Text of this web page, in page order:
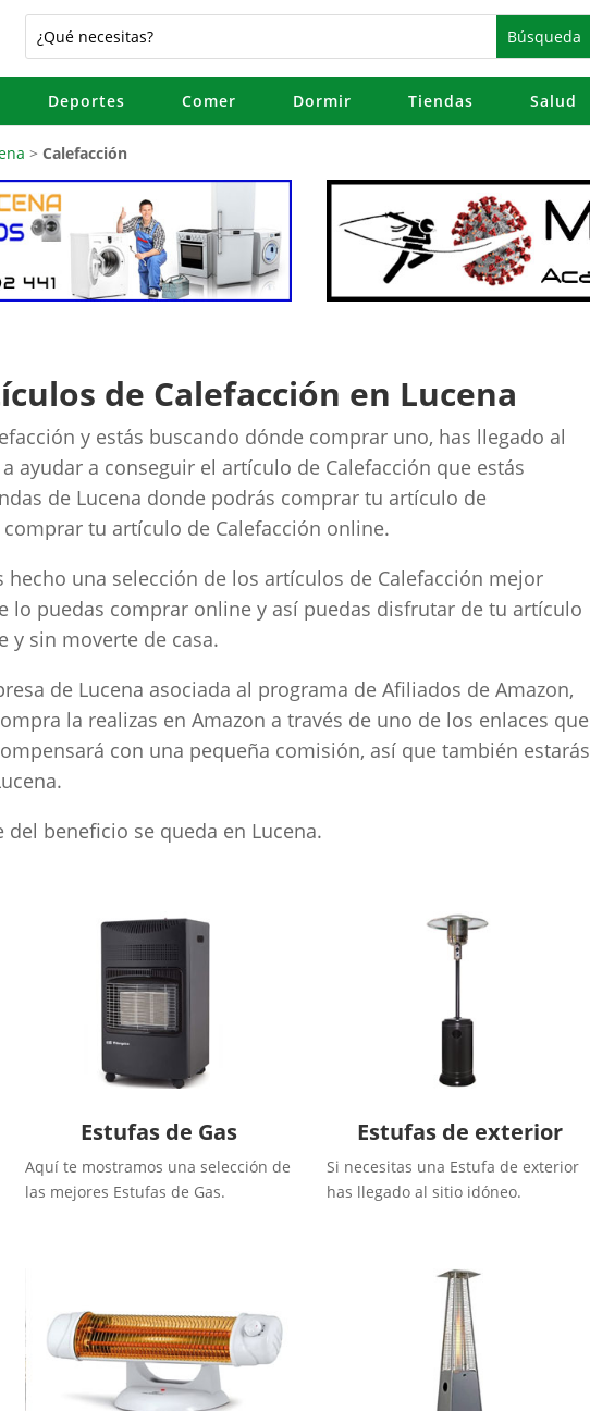
Deportes Comer Dormir Tiendas Salud
>Calefacción
de Calefacción en Lucena
y estás buscando dónde comprar uno, has llegado al
ayudar a conseguir el artículo de Calefacción que estás
de Lucena donde podrás comprar tu artículo de
tu artículo de Calefacción online.
una selección de los artículos de Calefacción mejor
lo puedas comprar online y así puedas disfrutar de tu artículo
y sin moverte de casa.
de Lucena asociada al programa de Afiliados de Amazon,
la realizas en Amazon a través de uno de los enlaces que
con una pequeña comisión, así que también estarás
beneficio se queda en Lucena.
Estufas de Gas
Aquí te mostramos una selección de
las mejores Estufas de Gas.
Estufas de exterior
Si necesitas una Estufa de exterior
has llegado al sitio idóneo.